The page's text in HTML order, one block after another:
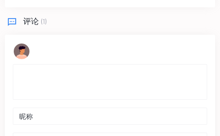
评论 (1)